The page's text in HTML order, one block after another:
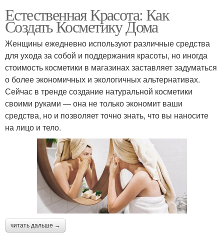
Естественная Красота: Как
Создать Косметику Дома
Женщины ежедневно используют различные средства
для ухода за собой и поддержания красоты, но иногда
стоимость косметики в магазинах заставляет задуматься
о более экономичных и экологичных альтернативах.
Сейчас в тренде создание натуральной косметики
своими руками — она не только экономит ваши
средства, но и позволяет точно знать, что вы наносите
на лицо и тело.
читать дальше →